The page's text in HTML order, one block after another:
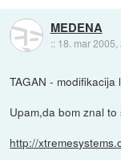
MEDENA
:: 18. mar 2005,
TAGAN - modifikacija
Upam,da bom znal to
http://